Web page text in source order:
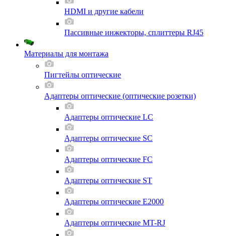
HDMI и другие кабели
Пассивные инжекторы, сплиттеры RJ45
Материалы для монтажа
Пигтейлы оптические
Адаптеры оптические (оптические розетки)
Адаптеры оптические LC
Адаптеры оптические SC
Адаптеры оптические FC
Адаптеры оптические ST
Адаптеры оптические E2000
Адаптеры оптические MT-RJ